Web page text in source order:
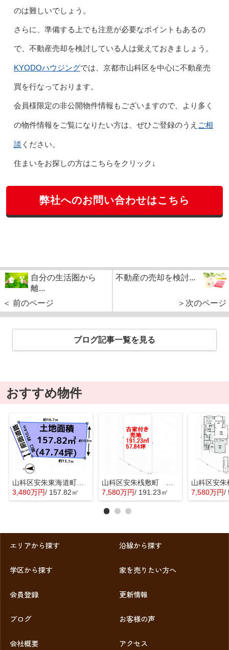
のは難しいでしょう。
さらに、準備する上でも注意が必要なポイントもあるの
で、不動産売却を検討している人は覚えておきましょう。
KYODOハウジングでは、京都市山科区を中心に不動産売
買を行なっております。
会員様限定の非公開物件情報もございますので、より多く
の物件情報をご覧になりたい方は、ぜひご登録のうえ ご相
談 ください。
住まいをお探しの方はこちらをクリック↓
弊社へのお問い合わせはこちら
自分の生活圏から
離...
＜ 前のページ
不動産の売却を検討...
＞次のページ
ブログ記事一覧を見る
おすすめ物件
山科区安朱東海道町 売地
3,480万円/ 157.82㎡
7,580万円/ 191.23㎡ 7,580万円/
エリアから探す 沿線から探す
学区から探す 家を売りたい方へ
会員登録 更新情報
ブログ お客様の声
会社概要 アクセス